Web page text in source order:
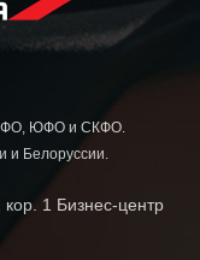
ЮФО и СКФО.
и Белоруссии.
1 Бизнес-центр